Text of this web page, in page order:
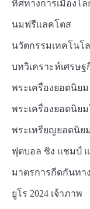
ทิศทางการเมืองโล
นมฟรีแลคโตส
นวัตกรรมเทคโนโ
บทวิเคราะห์เศรษฐ
พระเครื่องยอดนิยม
พระเครื่องยอดนิย
พระเหรียญยอดนิย
ฟุตบอล ชิง แชมป์ แ
มาตรการกีดกันทา
ยูโร 2024 เจ้าภาพ